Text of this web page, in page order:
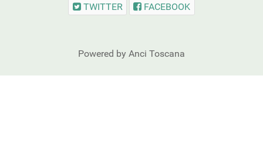
TWITTER FACEBOOK
Powered by Anci Toscana